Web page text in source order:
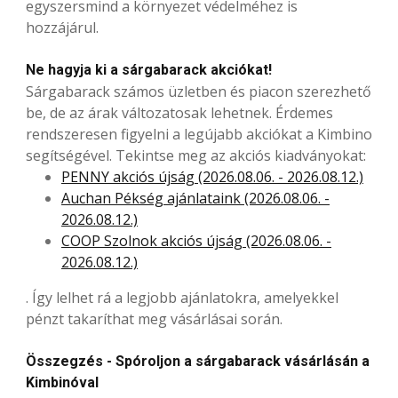
egyszersmind a környezet védelméhez is
hozzájárul.
Ne hagyja ki a sárgabarack akciókat!
Sárgabarack számos üzletben és piacon szerezhető
be, de az árak változatosak lehetnek. Érdemes
rendszeresen figyelni a legújabb akciókat a Kimbino
segítségével. Tekintse meg az akciós kiadványokat:
PENNY akciós újság (2026.08.06. - 2026.08.12.)
Auchan Pékség ajánlataink (2026.08.06. -
2026.08.12.)
COOP Szolnok akciós újság (2026.08.06. -
2026.08.12.)
. Így lelhet rá a legjobb ajánlatokra, amelyekkel
pénzt takaríthat meg vásárlásai során.
Összegzés - Spóroljon a sárgabarack vásárlásán a
Kimbinóval